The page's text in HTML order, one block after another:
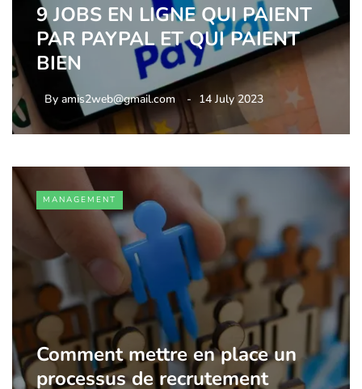
9 JOBS EN LIGNE QUI PAIENT
PAR PAYPAL ET QUI PAIENT
BIEN
By amis2web@gmail.com 14 July 2023
MANAGEMENT
Comment mettre en place un
processus de recrutement